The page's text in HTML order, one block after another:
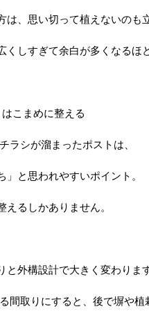
は、思い切って植えないのも
くしすぎて余白が多くなるほ
こまめに整える
ラシが溜まったポストは、
」と思われやすいポイント。
えるしかありません。
と外構設計で大きく変わりま
間取りにすると、後で塀や植